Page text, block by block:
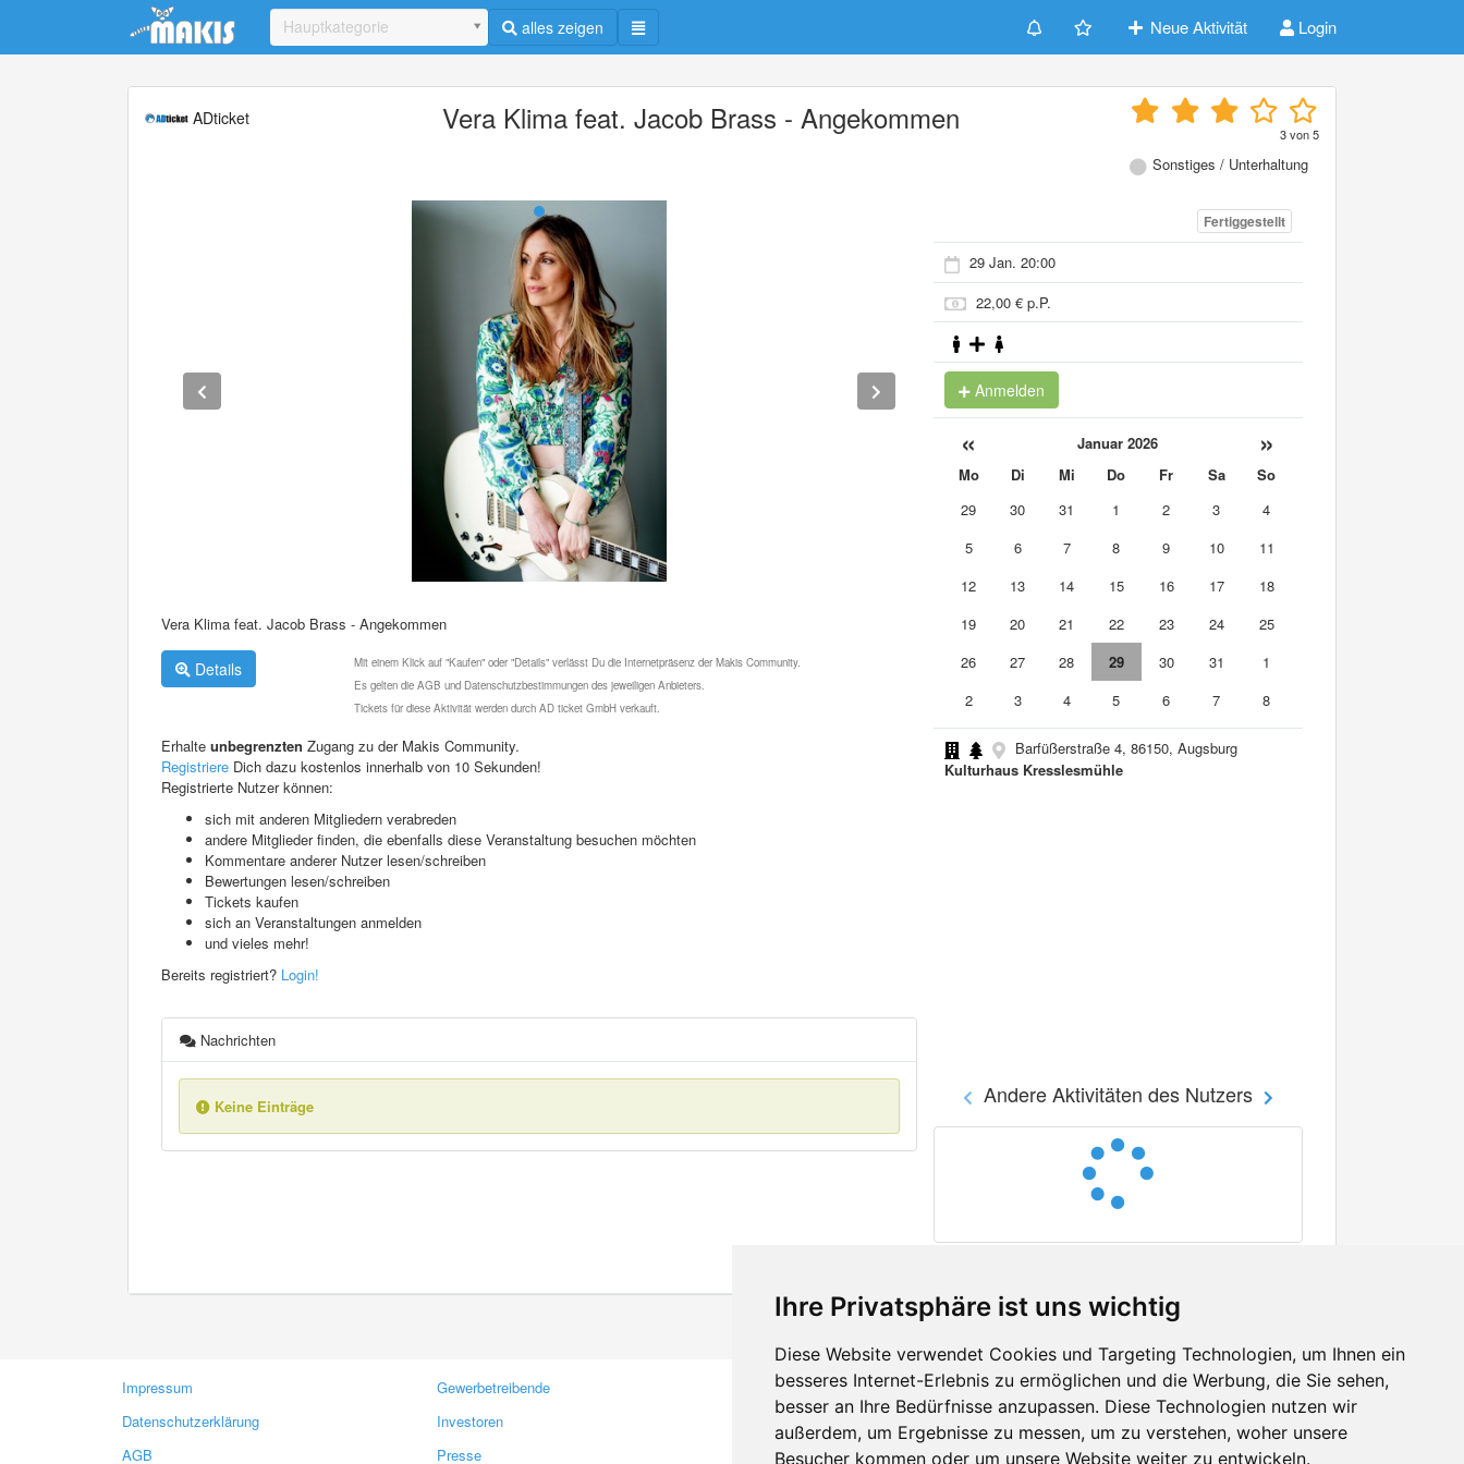
Ihre Privatsphäre ist uns wichtig
Diese Website verwendet Cookies und Targeting Technologien, um Ihnen ein
besseres Internet-Erlebnis zu ermöglichen und die Werbung, die Sie sehen,
besser an Ihre Bedürfnisse anzupassen. Diese Technologien nutzen wir
außerdem, um Ergebnisse zu messen, um zu verstehen, woher unsere
Besucher kommen oder um unsere Website weiter zu entwickeln.
Update cookies preferences
Hauptkategorie alles zeigen Neue Aktivität Login
ADticket Vera Klima feat. Jacob Brass - Angekommen 3von5
Sonstiges / Unterhaltung
Vera Klima feat. Jacob Brass - Angekommen
Details
Mit einem Klick auf "Kaufen" oder "Details" verlässt Du die Internetpräsenz der Makis Community.
Es gelten die AGB und Datenschutzbestimmungen des jeweiligen Anbieters.
Tickets für diese Aktivität werden durch AD ticket GmbH verkauft.
Erhalte unbegrenzten Zugang zu der Makis Community.
Registriere Dich dazu kostenlos innerhalb von 10 Sekunden!
Registrierte Nutzer können:
sich mit anderen Mitgliedern verabreden
andere Mitglieder finden, die ebenfalls diese Veranstaltung besuchen möchten
Kommentare anderer Nutzer lesen/schreiben
Bewertungen lesen/schreiben
Tickets kaufen
sich an Veranstaltungen anmelden
und vieles mehr!
Bereits registriert? Login!
Nachrichten
Keine Einträge
Fertiggestellt
29 Jan. 20:00
22,00 € p.P.
Anmelden
« Januar 2026 »
Mo Di Mi Do Fr Sa
So
29
30 31 1 2 3
4
5
6 7 8 9 10
11
12
13 14 15 16 17
18
19
20 21 22 23 24
25
26
27 28 29 30 31
1
2
3 4 5 6 7 8
Barfüßerstraße 4, 86150, Augsburg
Kulturhaus Kresslesmühle
Andere Aktivitäten des Nutzers
Impressum
Datenschutzerklärung
AGB
Gewerbetreibende
Investoren
Presse
Kontakt
Feedback
Fehler melden
Facebook
Twitter
YouTube